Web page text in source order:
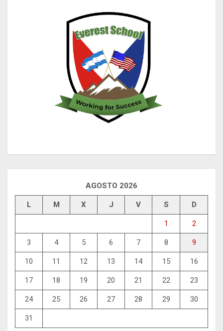
AGOSTO 2026
L M X J V S D
1 2
3 4 5 6 7 8 9
10 11 12 13 14 15 16
17 18 19 20 21 22 23
24 25 26 27 28 29 30
31